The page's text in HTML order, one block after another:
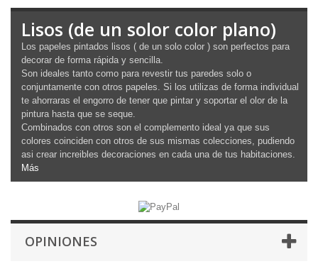
Lisos (de un solor color plano)
Los papeles pintados lisos ( de un solo color ) son perfectos para
decorar de forma rápida y sencilla.
Son ideales tanto como para revestir tus paredes solo o
conjuntamente con otros papeles. Si los utilizas de forma individual
te ahorraras el engorro de tener que pintar y soportar el olor de la
pintura hasta que se seque.
Combinados con otros son el complemento ideal ya que sus
colores coinciden con otros de sus mismas colecciones, pudiendo
asi crear increibles decoraciones en cada una de tus habitaciones.
Más
OPINIONES